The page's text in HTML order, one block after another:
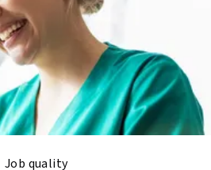
Job quality